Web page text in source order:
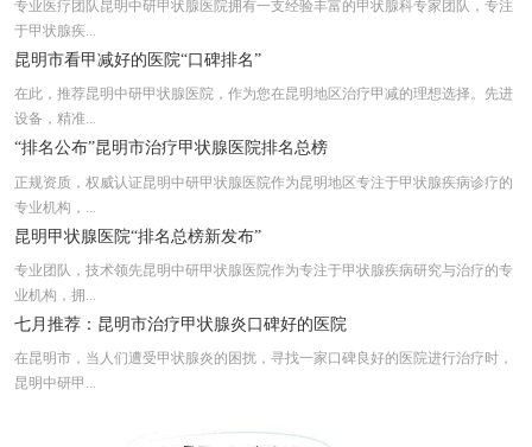
专业医疗团队昆明中研甲状腺医院拥有一支经验丰富的甲状腺科专家团队，专注
于甲状腺疾...
昆明市看甲减好的医院“口碑排名”
在此，推荐昆明中研甲状腺医院，作为您在昆明地区治疗甲减的理想选择。先进
设备，精准...
“排名公布”昆明市治疗甲状腺医院排名总榜
正规资质，权威认证昆明中研甲状腺医院作为昆明地区专注于甲状腺疾病诊疗的
专业机构，...
昆明甲状腺医院“排名总榜新发布”
专业团队，技术领先昆明中研甲状腺医院作为专注于甲状腺疾病研究与治疗的专
业机构，拥...
七月推荐：昆明市治疗甲状腺炎口碑好的医院
在昆明市，当人们遭受甲状腺炎的困扰，寻找一家口碑良好的医院进行治疗时，
昆明中研甲...